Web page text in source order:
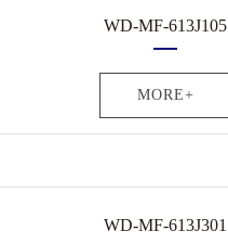
WD-MF-613J105
MORE+
WD-MF-613J301